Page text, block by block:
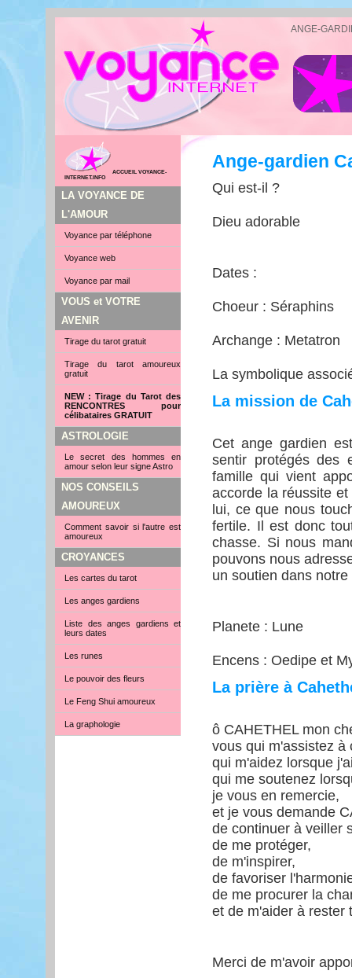
ANGE-
ACCUEIL VOYANCE-
INTERNET.INFO
LA VOYANCE DE
L'AMOUR
Voyance par téléphone
Voyance web
Voyance par mail
VOUS et VOTRE
AVENIR
Tirage du tarot gratuit
Tirage du tarot amoureux
gratuit
NEW : Tirage du Tarot des
RENCONTRES pour
célibataires GRATUIT
ASTROLOGIE
Le secret des hommes en
amour selon leur signe Astro
NOS CONSEILS
AMOUREUX
Comment savoir si l'autre est
amoureux
CROYANCES
Les cartes du tarot
Les anges gardiens
Liste des anges gardiens et
leurs dates
Les runes
Le pouvoir des fleurs
Le Feng Shui amoureux
La graphologie
Ange-gardien
Qui est-il ?
Dieu adorable
Dates :
Choeur : Séraphins
Archange : Metatron
La symbolique
La mission de
Cet ange gardien
sentir protégés des
famille qui vient
accorde la réussite
lui, ce que nous
fertile. Il est donc
chasse. Si nous
pouvons nous
un soutien dans
Planete : Lune
Encens : Oedipe et
La prière à
ô CAHETHEL mon
vous qui m'assistez à
qui m'aidez lorsque
qui me soutenez
je vous en remercie,
et je vous demande
de continuer à veiller
de me protéger,
de m'inspirer,
de favoriser
de me procurer la
et de m'aider à rester
Merci de m'avoir